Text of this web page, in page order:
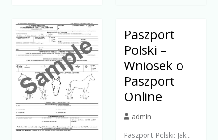
Paszport
Polski –
Wniosek o
Paszport
Online
admin
Paszport Polski: Jak...